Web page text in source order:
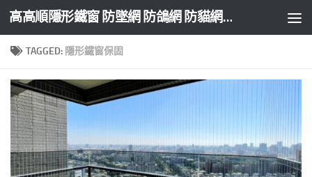
Skip to content 高高順隱形鐵窗 防墜網 防鴿網 防貓網 防盜網
TAGGED: 隱形鐵窗保固